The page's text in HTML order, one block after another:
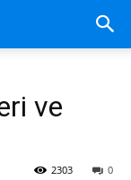
ve
0
2303